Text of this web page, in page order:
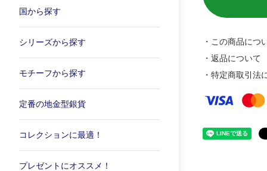
国から探す
シリーズから探す
モチーフから探す
定番の地金型銀貨
コレクションに最適！
プレゼントにオススメ！
・この商品につ
・返品について
・特定商取引法